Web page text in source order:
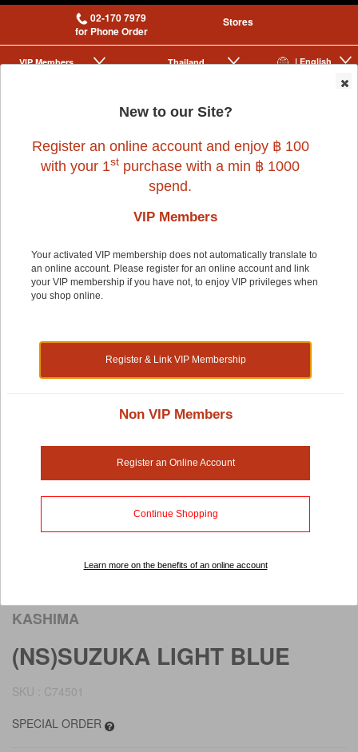
02-170 7979
for Phone Order
Stores
| English
Thailand
VIP Membership
|
10% OFF
KASHIMA
(NS)SUZUKA LIGHT BLUE
SKU : C74501
SPECIAL ORDER
New to our Site?
Register an online account and enjoy ฿ 100
with your 1st purchase with a min ฿ 1000
spend.
VIP Members
Your activated VIP membership does not automatically translate to
an online account. Please register for an online account and link
your VIP membership if you have not, to enjoy VIP privileges when
you shop online.
Register & Link VIP Membership
Non VIP Members
Register an Online Account
Continue Shopping
Learn more on the benefits of an online account